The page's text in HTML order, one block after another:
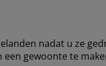
nadat u ze
gewoonte te